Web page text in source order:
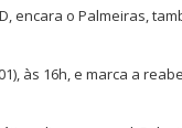
encara o Palmeiras,
às 16h, e marca a